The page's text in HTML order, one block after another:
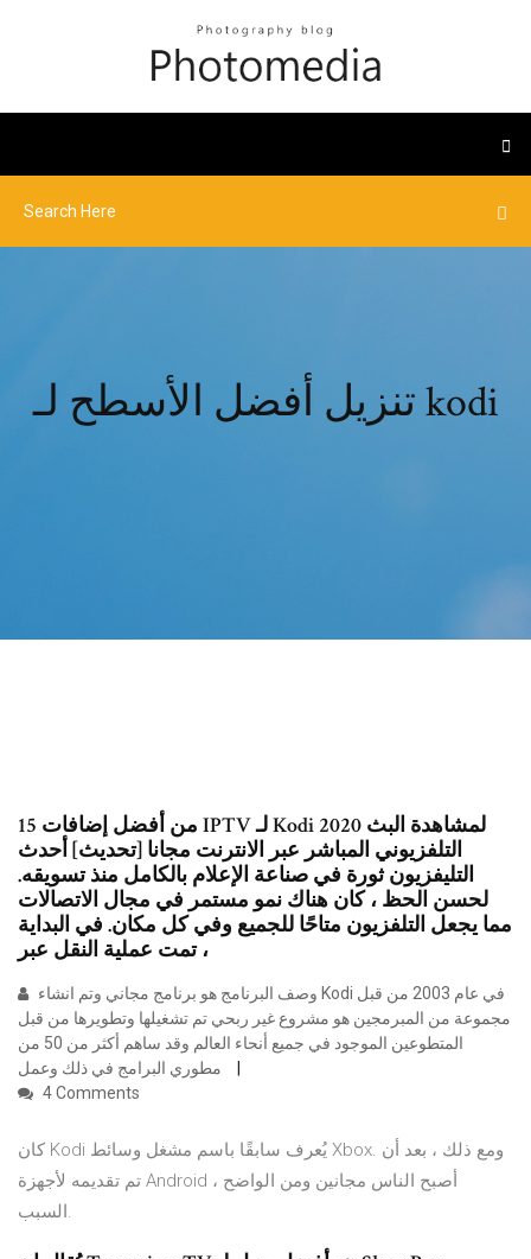
تنزيل أفضل الأسطح لـ kodi
15 من أفضل إضافات IPTV لـ Kodi 2020 لمشاهدة البث
التلفزيوني المباشر عبر الانترنت مجانا [تحديث] أحدث
التليفزيون ثورة في صناعة الإعلام بالكامل منذ تسويقه.
لحسن الحظ ، كان هناك نمو مستمر في مجال الاتصالات
مما يجعل التلفزيون متاحًا للجميع وفي كل مكان. في البداية
، تمت عملية النقل عبر
مجموعة من المبرمجين هو مشروع غير ربحي تم تشغيلها وتطويرها من قبل
المتطوعين الموجود في جميع أنحاء العالم وقد ساهم أكثر من 50 من
4 Comments
كان Kodi يُعرف سابقًا باسم مشغل وسائط Xbox. ومع ذلك ، بعد أن
تم تقديمه لأجهزة Android ، أصبح الناس مجانين ومن الواضح
السبب.